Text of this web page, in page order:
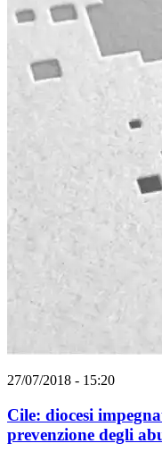
27/07/2018 - 15:20
Cile: diocesi
prevenzione degli